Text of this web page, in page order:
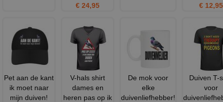
€ 24,95
€ 12,95
Pet aan de kant
ik moet naar
mijn duiven!
V-hals shirt
dames en
heren pas op ik
De mok voor
elke
duivenliefhebber!
Duiven T-
voor